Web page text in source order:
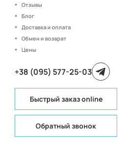
Отзывы
Блог
Доставка и оплата
Обмен и возврат
Цены
+38 (095) 577-25-03
Быстрый заказ online
Обратный звонок